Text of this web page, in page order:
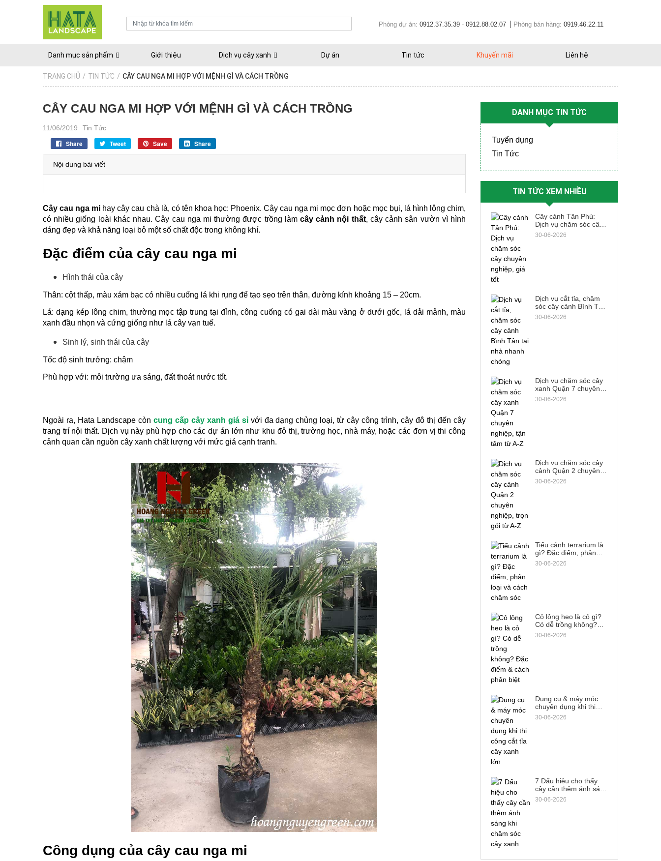
Phòng dự án: 0912.37.35.39 - 0912.88.02.07 Phòng bán hàng: 0919.46.22.11
Danh mục sản phẩm Giới thiệu Dịch vụ cây xanh Dự án Tin tức Khuyến mãi Liên hệ
TRANG CHỦ / TIN TỨC / CÂY CAU NGA MI HỢP VỚI MỆNH GÌ VÀ CÁCH TRỒNG
CÂY CAU NGA MI HỢP VỚI MỆNH GÌ VÀ CÁCH TRỒNG
11/06/2019 Tin Tức
Share Tweet Save Share
Nội dung bài viết
Cây cau nga mi hay cây cau chà là, có tên khoa học: Phoenix. Cây cau nga mi mọc đơn hoặc mọc bụi, lá hình lông chim,
có nhiều giống loài khác nhau. Cây cau nga mi thường được trồng làm cây cảnh nội thất, cây cảnh sân vườn vì hình
dáng đẹp và khả năng loại bỏ một số chất độc trong không khí.
Đặc điểm của cây cau nga mi
Hình thái của cây
Thân: cột thấp, màu xám bạc có nhiều cuống lá khi rụng để tạo sẹo trên thân, đường kính khoảng 15 – 20cm.
Lá: dạng kép lông chim, thường mọc tập trung tại đỉnh, công cuống có gai dài màu vàng ở dưới gốc, lá dải mảnh, màu
xanh đầu nhọn và cứng giống như lá cây vạn tuế.
Sinh lý, sinh thái của cây
Tốc độ sinh trưởng: chậm
Phù hợp với: môi trường ưa sáng, đất thoát nước tốt.
Ngoài ra, Hata Landscape còn cung cấp cây xanh giá sỉ với đa dạng chủng loại, từ cây công trình, cây đô thị đến cây
trang trí nội thất. Dịch vụ này phù hợp cho các dự án lớn như khu đô thị, trường học, nhà máy, hoặc các đơn vị thi công
cảnh quan cần nguồn cây xanh chất lượng với mức giá cạnh tranh.
Công dụng của cây cau nga mi
DANH MỤC TIN TỨC
Tuyển dụng
Tin Tức
TIN TỨC XEM NHIỀU
Cây cảnh Tân Phú:
Dịch vụ chăm sóc cây
chuyên nghiệp, giá tốt
30-06-2026
Dịch vụ cắt tỉa, chăm
sóc cây cảnh Bình Tân
tại nhà nhanh chóng
30-06-2026
Dịch vụ chăm sóc cây
xanh Quận 7 chuyên
nghiệp, tận tâm từ A-Z
30-06-2026
Dịch vụ chăm sóc cây
cảnh Quận 2 chuyên
nghiệp, trọn gói từ A-Z
30-06-2026
Tiểu cảnh terrarium là
gì? Đặc điểm, phân
loại và cách chăm sóc
30-06-2026
Cỏ lông heo là cỏ gì?
Có dễ trồng không?
Đặc điểm & cách phân
biệt
30-06-2026
Dụng cụ & máy móc
chuyên dụng khi thi
công cắt tỉa cây xanh
lớn
30-06-2026
7 Dấu hiệu cho thấy
cây cần thêm ánh sáng
khi chăm sóc cây xanh
30-06-2026